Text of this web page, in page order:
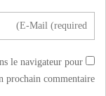
le navigateur pour
prochain commentaire.